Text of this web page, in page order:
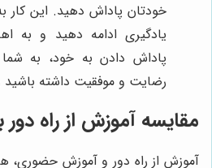
خودتان پاداش دهید. این کار
یادگیری ادامه دهید و به
پاداش دادن به خود، به
رضایت و موفقیت داشته باشید
مقایسه آموزش از راه
آموزش از راه دور و آموزش حضوری،